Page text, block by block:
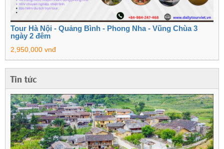
Tour Hà Nội - Quảng Bình - Phong Nha - Vũng Chùa 3
ngày 2 đêm
2,950,000 vnđ
Tin tức